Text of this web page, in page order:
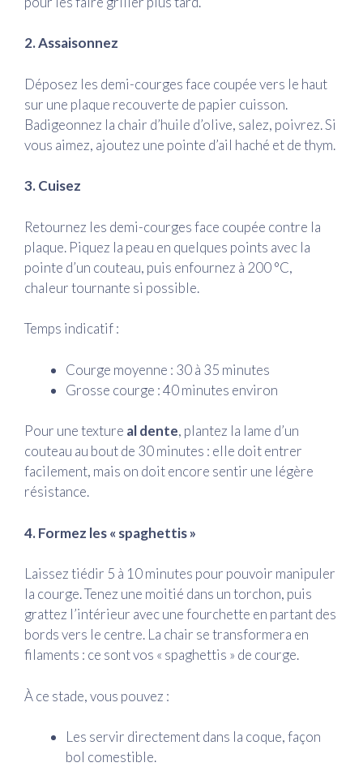
2. Assaisonnez
Déposez les demi-courges face coupée vers le haut
sur une plaque recouverte de papier cuisson.
Badigeonnez la chair d’huile d’olive, salez, poivrez. Si
vous aimez, ajoutez une pointe d’ail haché et de thym.
3. Cuisez
Retournez les demi-courges face coupée contre la
plaque. Piquez la peau en quelques points avec la
pointe d’un couteau, puis enfournez à 200 °C,
chaleur tournante si possible.
Temps indicatif :
Courge moyenne : 30 à 35 minutes
Grosse courge : 40 minutes environ
Pour une texture al dente, plantez la lame d’un
couteau au bout de 30 minutes : elle doit entrer
facilement, mais on doit encore sentir une légère
résistance.
4. Formez les « spaghettis »
Laissez tiédir 5 à 10 minutes pour pouvoir manipuler
la courge. Tenez une moitié dans un torchon, puis
grattez l’intérieur avec une fourchette en partant des
bords vers le centre. La chair se transformera en
filaments : ce sont vos « spaghettis » de courge.
À ce stade, vous pouvez :
Les servir directement dans la coque, façon
bol comestible.